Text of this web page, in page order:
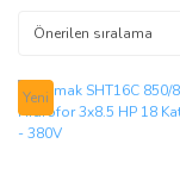
Yeni